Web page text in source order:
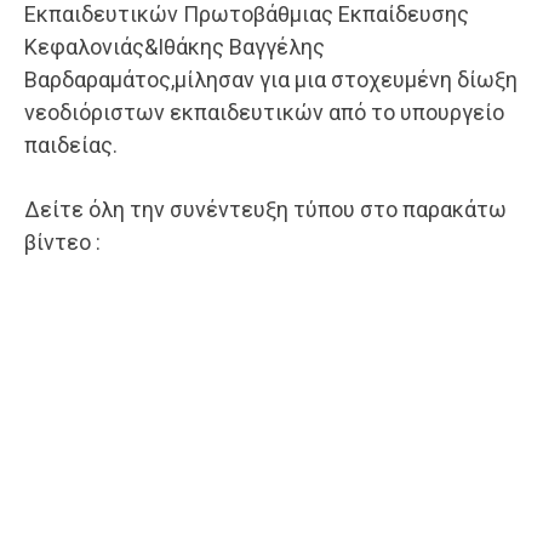
Εκπαιδευτικών Πρωτοβάθμιας Εκπαίδευσης
Κεφαλονιάς&Ιθάκης Βαγγέλης
Βαρδαραμάτος,μίλησαν για μια στοχευμένη δίωξη
νεοδιόριστων εκπαιδευτικών από το υπουργείο
παιδείας.
Δείτε όλη την συνέντευξη τύπου στο παρακάτω
βίντεο :